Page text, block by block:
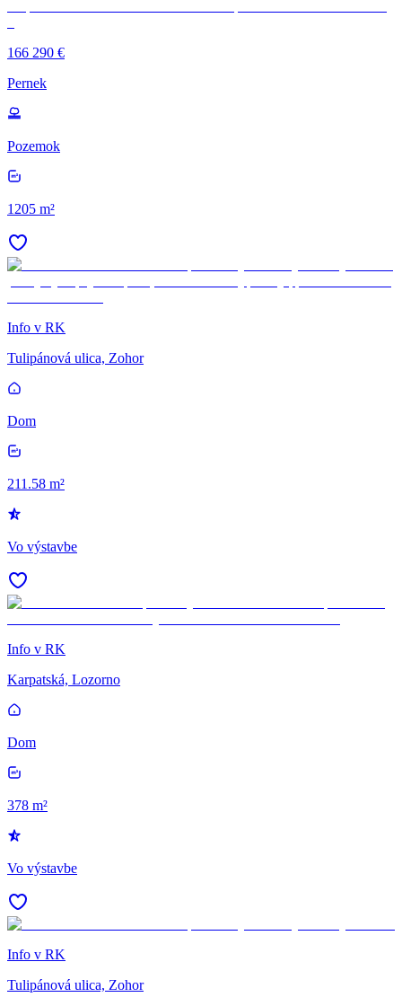
166 290 €
Pernek
Pozemok
1205 m²
Info v RK
Tulipánová ulica, Zohor
Dom
211.58 m²
Vo výstavbe
Info v RK
Karpatská, Lozorno
Dom
378 m²
Vo výstavbe
Info v RK
Tulipánová ulica, Zohor